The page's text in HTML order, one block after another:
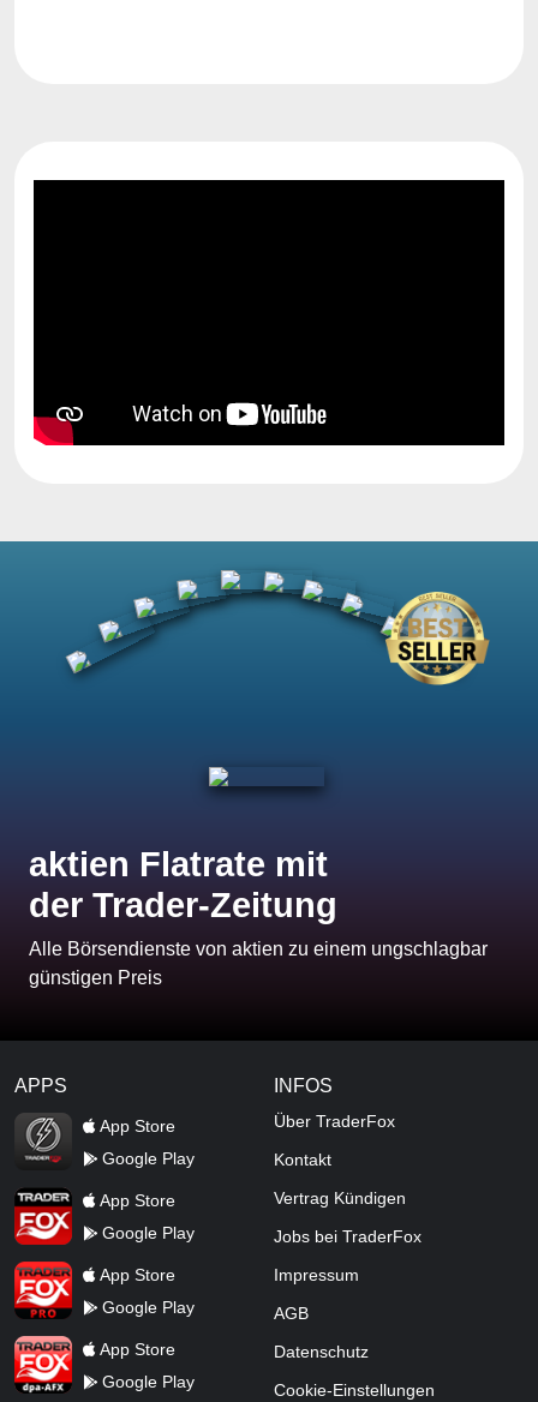
aktien Flatrate mit
der Trader-Zeitung
Alle Börsendienste von aktien zu einem ungschlagbar
günstigen Preis
APPS
TraderFox Flash
App Store
Google Play
TraderFox AppApp Store
Google Play
TraderFox ProApp Store
Google Play
TraderFox dpa-AFX ProFeed
App Store
Google Play
INFOS
Über TraderFox
Kontakt
Vertrag Kündigen
Jobs bei TraderFox
Impressum
AGB
Datenschutz
Cookie-Einstellungen